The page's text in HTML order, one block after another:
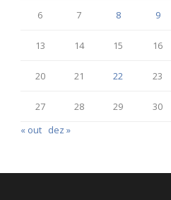
6 7 8 9
13 14 15 16
20 21 22 23
27 28 29
30
« out dez »